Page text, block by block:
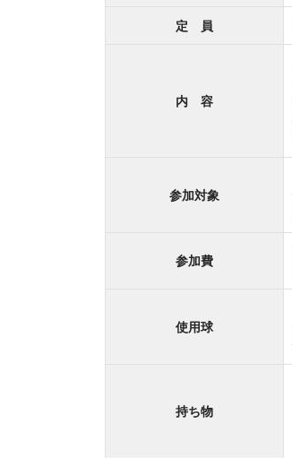
定 員
内 容
参加対象
参加費
使用球
持ち物